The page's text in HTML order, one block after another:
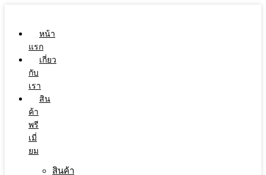
content
หน้า
แรก
เกี่ยว
กับ
เรา
สิน
ค้า
พรี
เมี่
ยม
สินค้า